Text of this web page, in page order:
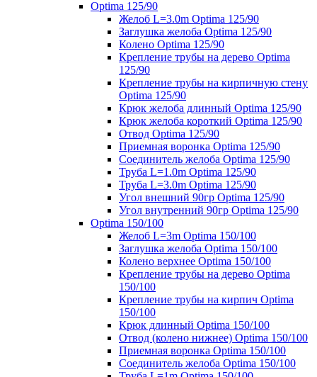
Optima 125/90
Желоб L=3.0m Optima 125/90
Заглушка желоба Optima 125/90
Колено Optima 125/90
Крепление трубы на дерево Optima
125/90
Крепление трубы на кирпичную стену
Optima 125/90
Крюк желоба длинный Optima 125/90
Крюк желоба короткий Optima 125/90
Отвод Optima 125/90
Приемная воронка Optima 125/90
Соединитель желоба Optima 125/90
Труба L=1.0m Optima 125/90
Труба L=3.0m Optima 125/90
Угол внешний 90гр Optima 125/90
Угол внутренний 90гр Optima 125/90
Optima 150/100
Желоб L=3m Optima 150/100
Заглушка желоба Optima 150/100
Колено верхнее Optima 150/100
Крепление трубы на дерево Optima
150/100
Крепление трубы на кирпич Optima
150/100
Крюк длинный Optima 150/100
Отвод (колено нижнее) Optima 150/100
Приемная воронка Optima 150/100
Соединитель желоба Optima 150/100